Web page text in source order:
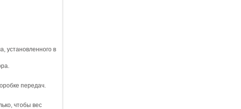
установленного в
передач.
чтобы вес